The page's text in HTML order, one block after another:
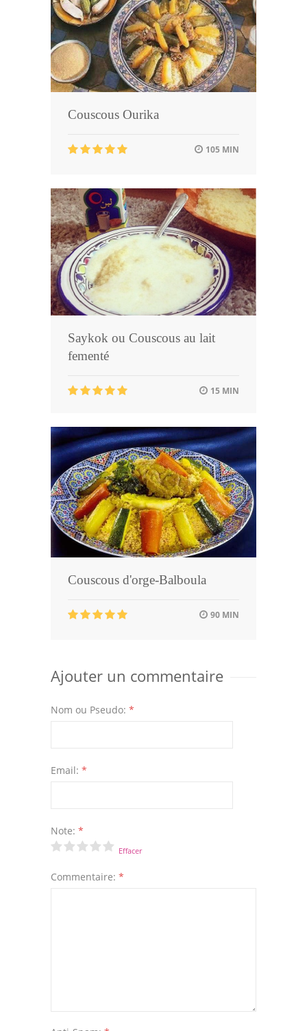
Couscous Ourika
105 MIN
Saykok ou Couscous au lait
fementé
15 MIN
Couscous d'orge-Balboula
90 MIN
Ajouter un commentaire
Nom ou Pseudo: *
Email: *
Note: *
Effacer
Commentaire: *